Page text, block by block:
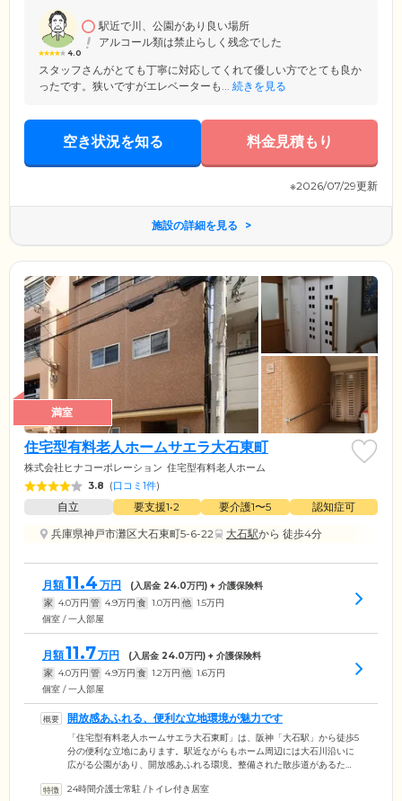
談にのっています。お困りごとがございましたら、どんな些細なことで
もお気軽にご相談ください。
4.0
駅近で川、公園があり良い場所
アルコール類は禁止らしく残念でした
スタッフさんがとても丁寧に対応してくれて優しい方でとても良か
ったです。狭いですがエレベーターも... 続きを見る
空き状況を知る 料金見積もり
※2026/07/29更新
施設の詳細を見る
満室
住宅型有料老人ホームサエラ大石東町
株式会社ヒナコーポレーション 住宅型有料老人ホーム
3.8 (口コミ1件)
自立 要支援1•2 要介護1〜5
認知症可
兵庫県神戸市灘区大石東町5-6-22
大石駅から 徒歩4分
月額11.4 万円 (入居金 24.0万円) + 介護保険料
家 4.0万円 管 4.9万円 食 1.0万円 他 1.5万円
個室 / 一人部屋
月額11.7万円 (入居金 24.0万円) + 介護保険料
家 4.0万円 管 4.9万円 食 1.2万円 他 1.6万円
個室 / 一人部屋
開放感あふれる、便利な立地環境が魅力です
「住宅型有料老人ホームサエラ大石東町」は、阪神「大石駅」から徒歩5
分の便利な立地にあります。駅近ながらもホーム周辺には大石川沿いに
広がる公園があり、開放感あふれる環境。整備された散歩道があるた
ど、思いおもいにお過ごしいただけます。当ホームでは、生活上の過度
24時間介護士常駐 /トイレ付き居室